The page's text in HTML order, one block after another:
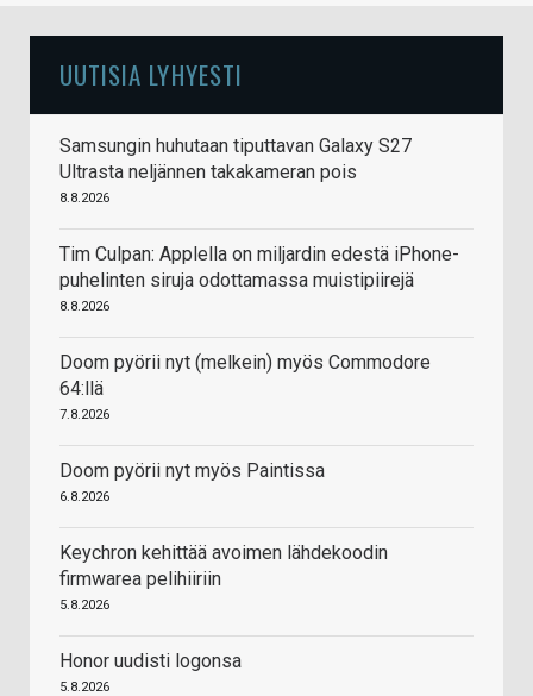
UUTISIA LYHYESTI
Samsungin huhutaan tiputtavan Galaxy S27
Ultrasta neljännen takakameran pois
8.8.2026
Tim Culpan: Applella on miljardin edestä iPhone-
puhelinten siruja odottamassa muistipiirejä
8.8.2026
Doom pyörii nyt (melkein) myös Commodore
64:llä
7.8.2026
Doom pyörii nyt myös Paintissa
6.8.2026
Keychron kehittää avoimen lähdekoodin
firmwarea pelihiiriin
5.8.2026
Honor uudisti logonsa
5.8.2026